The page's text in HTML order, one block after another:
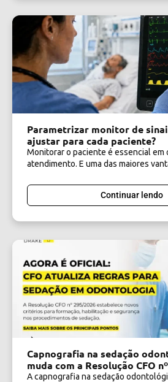
Parametrizar monitor de
ajustar para cada paciente?
Monitorar o paciente é essencial em
atendimento. E uma das maiores
Continuar lendo
Capnografia na sedação
muda com a Resolução CFO
A capnografia na sedação